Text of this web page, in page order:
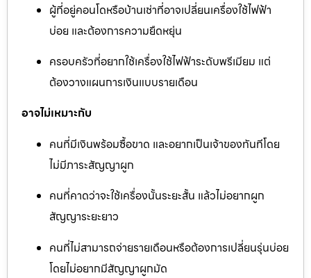
ผู้ที่อยู่คอนโดหรือบ้านเช่าที่อาจเปลี่ยนเครื่องใช้ไฟฟ้า
บ่อย และต้องการความยืดหยุ่น
ครอบครัวที่อยากใช้เครื่องใช้ไฟฟ้าระดับพรีเมียม แต่
ต้องวางแผนการเงินแบบรายเดือน
อาจไม่เหมาะกับ
คนที่มีเงินพร้อมซื้อขาด และอยากเป็นเจ้าของทันทีโดย
ไม่มีภาระสัญญาผูก
คนที่คาดว่าจะใช้เครื่องนั้นระยะสั้น แล้วไม่อยากผูก
สัญญาระยะยาว
คนที่ไม่สามารถจ่ายรายเดือนหรือต้องการเปลี่ยนรุ่นบ่อย
โดยไม่อยากมีสัญญาผูกมัด